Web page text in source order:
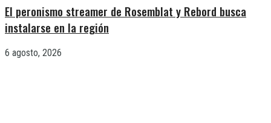
El peronismo streamer de Rosemblat y Rebord busca
instalarse en la región
6 agosto, 2026